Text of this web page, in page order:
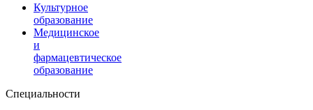
Культурное
образование
Медицинское
и
фармацевтическое
образование
Специальности